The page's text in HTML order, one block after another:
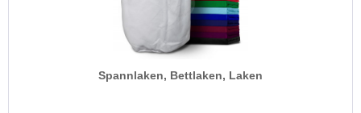
Spannlaken, Bettlaken, Laken